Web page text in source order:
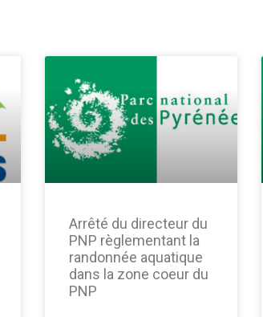
Arrêté du directeur du
PNP règlementant la
randonnée aquatique
dans la zone coeur du
PNP